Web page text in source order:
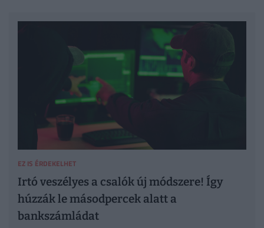
EZ IS ÉRDEKELHET
Irtó veszélyes a csalók új módszere! Így
húzzák le másodpercek alatt a
bankszámládat